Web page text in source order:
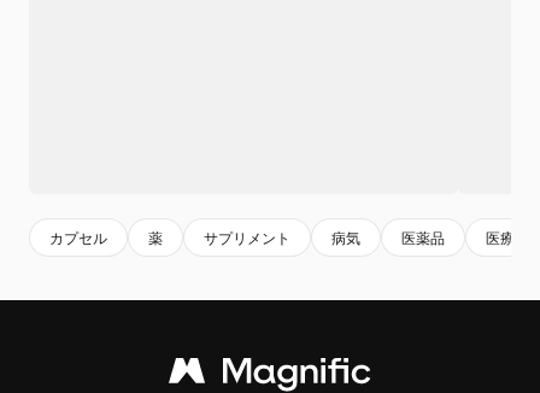
カプセル 薬 サプリメント 病気 医薬品 医療